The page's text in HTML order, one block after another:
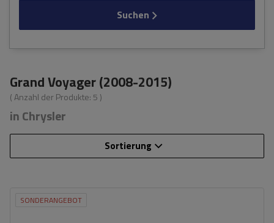
Suchen
Grand Voyager (2008-2015)
( Anzahl der Produkte: 5 )
in Chrysler
Sortierung
SONDERANGEBOT